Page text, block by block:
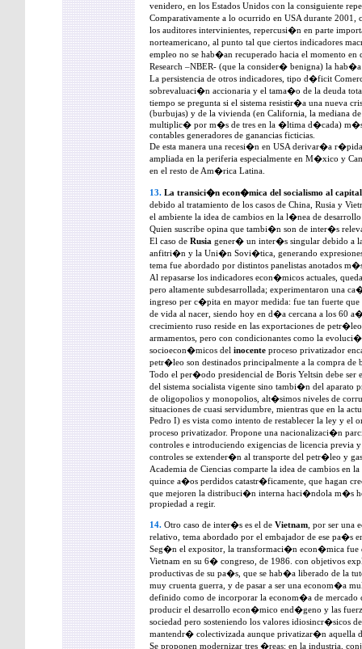
venidero, en los Estados Unidos con la consiguiente
Comparativamente a lo ocurrido en USA durante
los auditores intervinientes, repercusi�n en parte
norteamericano, al punto tal que ciertos indicadores
empleo no se hab�an recuperado hacia el momento
Research –NBER- (que la consider� benigna) la hab�a
La persistencia de otros indicadores, tipo d�ficit
sobrevaluaci�n accionaria y el tama�o de la deuda
tiempo se pregunta si el sistema resistir�a una nueva
(burbujas) y de la vivienda (en California, la mediana
multiplic� por m�s de tres en la �ltima d�cada) m�s
contables generadores de ganancias ficticias.
De esta manera una recesi�n en USA derivar�a
ampliada en la periferia especialmente en M�xico y
en el resto de Am�rica Latina.
13. La transici�n econ�mica del socialismo al
debido al tratamiento de los casos de China, Rusia y
el ambiente la idea de cambios en la l�nea de
Quien suscribe opina que tambi�n son de inter�s
El caso de Rusia gener� un inter�s singular debido a
anfitri�n y la Uni�n Sovi�tica, generando expresiones
tema fue abordado por distintos panelistas anotados
Al repasarse los indicadores econ�micos actuales,
pero altamente subdesarrollada; experimentaron una
ingreso per c�pita en mayor medida: fue tan fuerte
de vida al nacer, siendo hoy en d�a cercana a los 60
crecimiento ruso reside en las exportaciones de
armamentos, pero con condicionantes como la
socioecon�micos del inocente proceso privatizador
petr�leo son destinados principalmente a la compra de
Todo el per�odo presidencial de Boris Yeltsin debe
del sistema socialista vigente sino tambi�n del
de oligopolios y monopolios, alt�simos niveles de
situaciones de cuasi servidumbre, mientras que en la
Pedro I) es vista como intento de restablecer la ley y
proceso privatizador. Propone una nacionalizaci�n
controles e introduciendo exigencias de licencia previa
controles se extender�n al transporte del petr�leo y
Academia de Ciencias comparte la idea de cambios
quince a�os perdidos catastr�ficamente, que hagan
que mejoren la distribuci�n interna haci�ndola m�s
propiedad a regir.
14. Otro caso de inter�s es el de Vietnam , por ser
relativo, tema abordado por el embajador de ese pa�s
Seg�n el expositor, la transformaci�n econ�mica fue
Vietnam en su 6� congreso, de 1986. con objetivos
productivas de su pa�s, que se hab�a liberado de la
muy cruenta guerra, y de pasar a ser una econom�a
definido como de incorporar la econom�a de mercado
producir el desarrollo econ�mico end�geno y las
sociedad pero sosteniendo los valores idiosincr�sicos
mantendr� colectivizada aunque privatizar�n aquella
Se proponen modernizar tres �reas: en la industria,